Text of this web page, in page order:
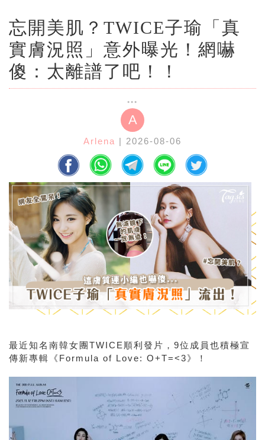
忘開美肌？TWICE子瑜「真
實膚況照」意外曝光！網嚇
傻：太離譜了吧！！
A
Arlena | 2026-08-06
最近知名南韓女團TWICE順利 發片， 9位成員也積極宣
傳新專輯《 Formula of Love: O+T=<3》！